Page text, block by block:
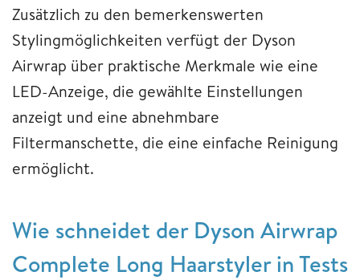
Zusätzlich zu den bemerkenswerten
Stylingmöglichkeiten verfügt der Dyson
Airwrap über praktische Merkmale wie eine
LED-Anzeige, die gewählte Einstellungen
anzeigt und eine abnehmbare
Filtermanschette, die eine einfache Reinigung
ermöglicht.
Wie schneidet der Dyson Airwrap
Complete Long Haarstyler in Tests